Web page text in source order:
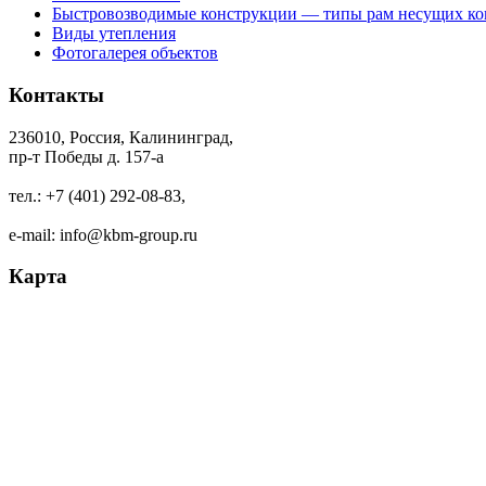
Быстровозводимые конструкции — типы рам несущих
Виды утепления
Фотогалерея объектов
Контакты
236010, Россия, Калининград,
пр-т Победы д. 157-а
тел.: +7 (401) 292-08-83,
e-mail: info@kbm-group.ru
Карта